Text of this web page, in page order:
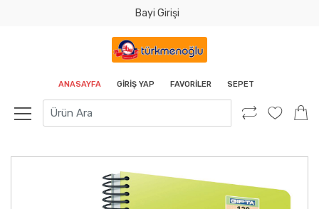
Bayi Girişi
ANASAYFA GIRIŞ YAP FAVORILER SEPET